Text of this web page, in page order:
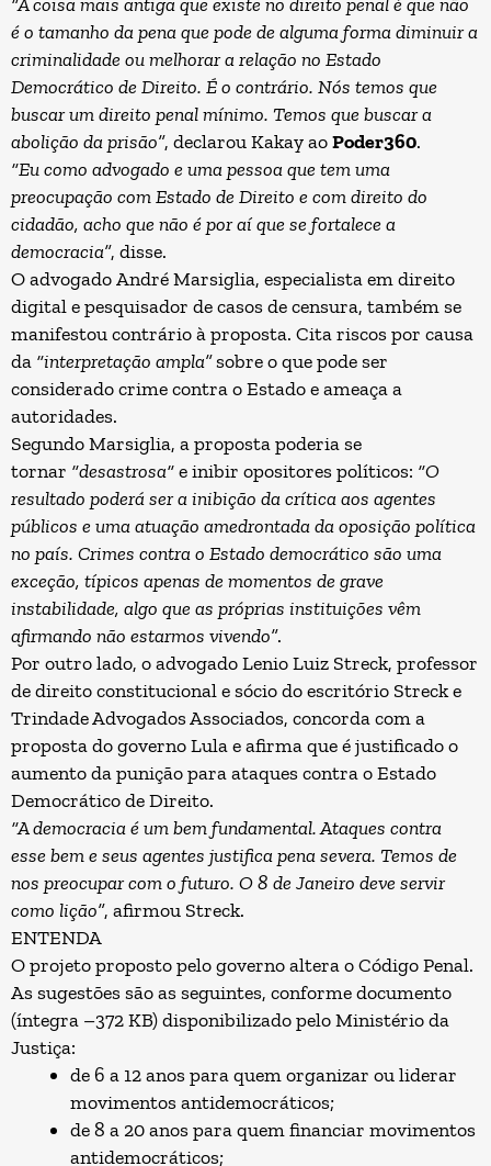
é o tamanho da pena que pode de alguma forma diminuir a
criminalidade ou melhorar a relação no Estado
Democrático de Direito. É o contrário. Nós temos que
buscar um direito penal mínimo. Temos que buscar a
abolição da prisão”, declarou Kakay aoPoder360.
“Eu como advogado e uma pessoa que tem uma
preocupação com Estado de Direito e com direito do
cidadão, acho que não é por aí que se fortalece a
democracia”, disse.
O advogadoAndré Marsiglia, especialista em direito
digital e pesquisador de casos de censura, também se
manifestou contrário à proposta. Cita riscos por causa
da “interpretação ampla”sobre o que pode ser
considerado crime contra o Estado e ameaça a
autoridades.
Segundo Marsiglia, a proposta poderia se
tornar “desastrosa“e inibir opositores políticos: “O
resultado poderá ser a inibição da crítica aos agentes
públicos e uma atuação amedrontada da oposição política
no país. Crimes contra o Estado democrático são uma
exceção, típicos apenas de momentos de grave
instabilidade, algo que as próprias instituições vêm
afirmando não estarmos vivendo”.
Por outro lado, o advogadoLenio Luiz Streck, professor
de direito constitucional e sócio do escritório Streck e
Trindade Advogados Associados, concorda com a
proposta do governo Lula e afirma que é justificado o
aumento da punição para ataques contra o Estado
Democrático de Direito.
“A democracia é um bem fundamental. Ataques contra
esse bem e seus agentes justifica pena severa. Temos de
nos preocupar com o futuro. O 8 de Janeiro deve servir
como lição”, afirmou Streck.
ENTENDA
O projeto proposto pelo governo altera o Código Penal.
As sugestões são as seguintes, conforme documento
(íntegra –372 KB) disponibilizado pelo Ministério da
Justiça:
de 6 a 12 anos para quem organizar ou liderar
movimentos antidemocráticos;
de 8 a 20 anos para quem financiar movimentos
antidemocráticos;